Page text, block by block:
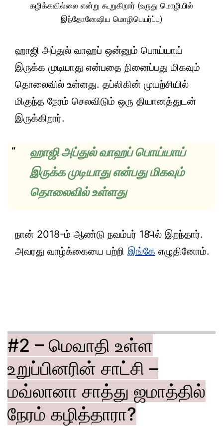
கழிக்கவில்லை என்று கூறுகிறார் (உருது மொழியில்
இந்தோனேஷிய மொழிபெயர்ப்பு)
ஹாஜி அப்துல் வாஹப் ஒன்னும் பொய்யாய்
இருக்க முடியாது என்பதை நினைப்பது மிகவும்
தொலைவில் உள்ளது. தப்லிகின் முயற்சியில்
மிகுந்த நேரம் செலவிடும் ஒரு தியானத்துடன்
இருக்கிறார்.
ஹாஜி அப்துல் வாஹப் பொய்யாய்
இருக்க முடியாது என்பது மிகவும்
தொலைவில் உள்ளது
நான் 2018-ம் ஆண்டு நவம்பர் 18-ில் இறந்தார்.
அவரது வாழ்க்கையை பற்றி இங்கே எழுதினோம்.
#2 – மெவாதி உள்ள
உறுப்பினரின் சாட்சி –
மவ்லானா சாத்து ஜமாத்தில்
நேரம் கழித்தாரா?